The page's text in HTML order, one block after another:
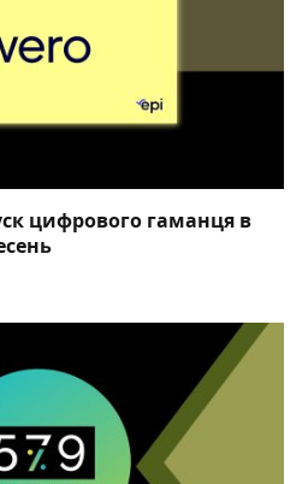
цифрового гаманця в